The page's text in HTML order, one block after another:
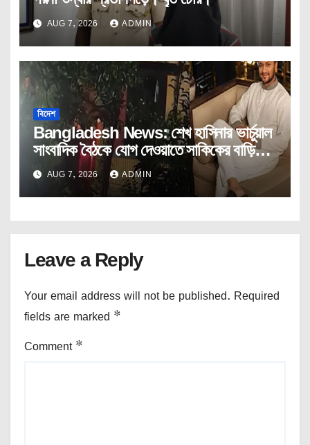
AUG 7, 2026 ADMIN
বিদেশ
Bangladesh News: শেখ হাসিনার ভার্চুয়াল
সাংবাদিক বৈঠকে যোগ দেওয়াতে সাকিকের বাড়িতে
অগ্নিসংযোগ।
AUG 7, 2026 ADMIN
Leave a Reply
Your email address will not be published. Required
fields are marked *
Comment *